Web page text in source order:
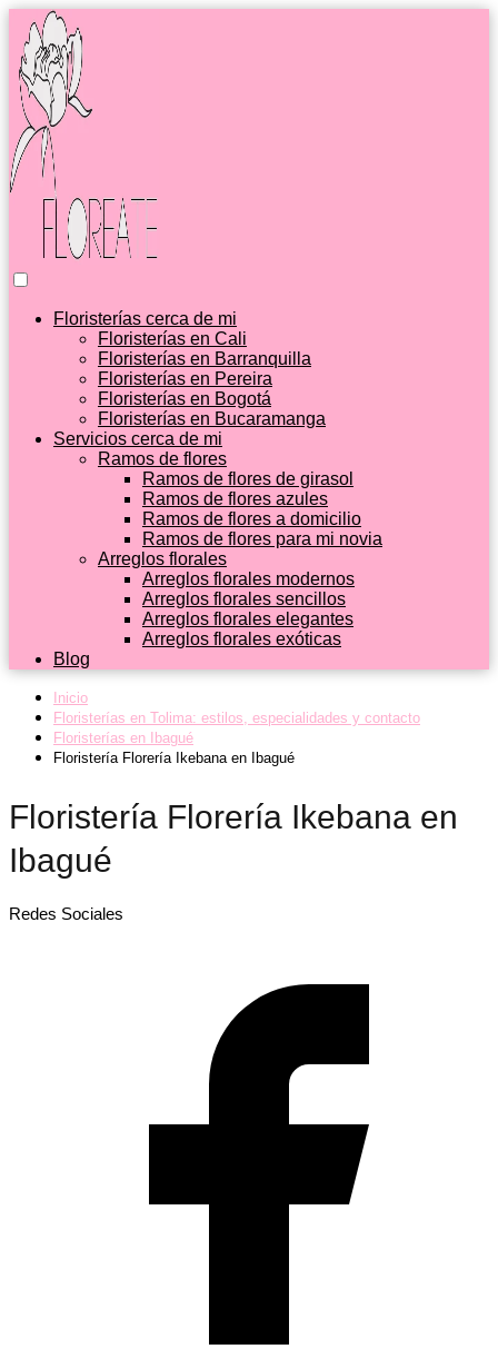
Floristerías cerca de mi
Floristerías en Cali
Floristerías en Barranquilla
Floristerías en Pereira
Floristerías en Bogotá
Floristerías en Bucaramanga
Servicios cerca de mi
Ramos de flores
Ramos de flores de girasol
Ramos de flores azules
Ramos de flores a domicilio
Ramos de flores para mi novia
Arreglos florales
Arreglos florales modernos
Arreglos florales sencillos
Arreglos florales elegantes
Arreglos florales exóticas
Blog
Inicio
Floristerías en Tolima: estilos, especialidades y contacto
Floristerías en Ibagué
Floristería Florería Ikebana en Ibagué
Floristería Florería Ikebana en
Ibagué
Redes Sociales